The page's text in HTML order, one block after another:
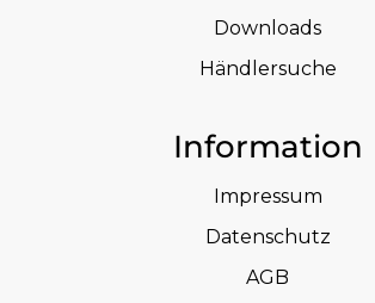
Downloads
Händlersuche
Information
Impressum
Datenschutz
AGB